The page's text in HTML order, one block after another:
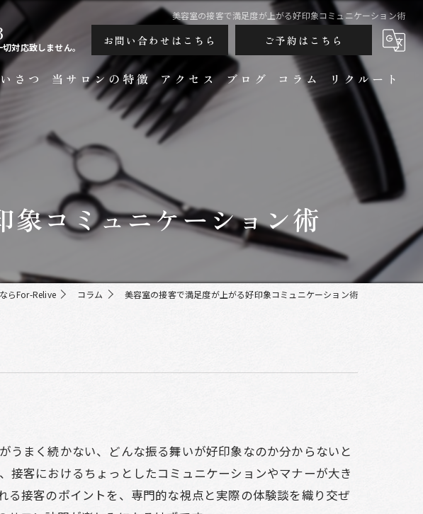
美容室の接客で満足度が上がる好印象コミュニケーション術
対応致しません。 お問い合わせはこちら ご予約はこちら
さつ 当サロンの特徴
メンズ
カラー
ビジネスカット
アクセス ブログ コラム リクルート
象コミュニケーション術
らFor-Relive コラム 美容室の接客で満足度が上がる好印象コミュニケーション術
まく続かない、どんな振る舞いが好印象なのか分からないと
客におけるちょっとしたコミュニケーションやマナーが大き
接客のポイントを、専門的な視点と実際の体験談を織り交ぜ